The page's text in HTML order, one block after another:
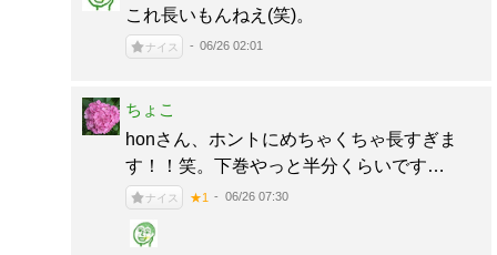
これ長いもんねえ(笑)。
ナイス 06/26 02:01
ちょこ
honさん、ホントにめちゃくちゃ長すぎま
す！！笑。下巻やっと半分くらいです…
ナイス ★1 06/26 07:30